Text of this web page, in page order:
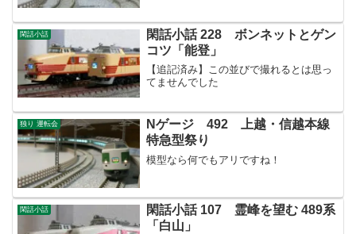
閑話小話
閑話小話 228 ボンネットとゲン
コツ「能登」
【追記済み】この並びで撮れるとは思っ
てませんでした
独り 運転会
Nゲージ 492 上越・信越本線
特急型祭り
模型なら何でもアリですね！
閑話小話
閑話小話 107 霊峰を望む 489系
「白山」